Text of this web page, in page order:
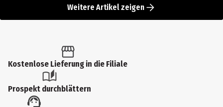
Weitere Artikel zeigen
Kostenlose Lieferung in die Filiale
Prospekt durchblättern